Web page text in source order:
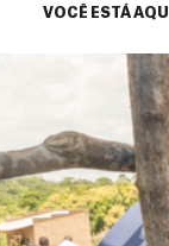
VOCÊ ESTÁ AQUI